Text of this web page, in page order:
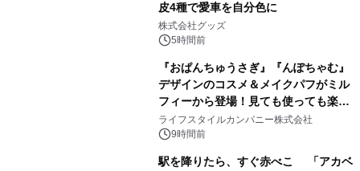
皮4種で愛車を自分色に
株式会社グッズ
5時間前
『おぱんちゅうさぎ』『んぽちゃむ』
デザインのコスメ＆メイクパフがミル
フィーから登場！見ても使っても楽し
い、ポップでキュートなコレクショ
ン。
ライフスタイルカンパニー株式会社
9時間前
駅を降りたら、すぐ赤べこ 「アカベ